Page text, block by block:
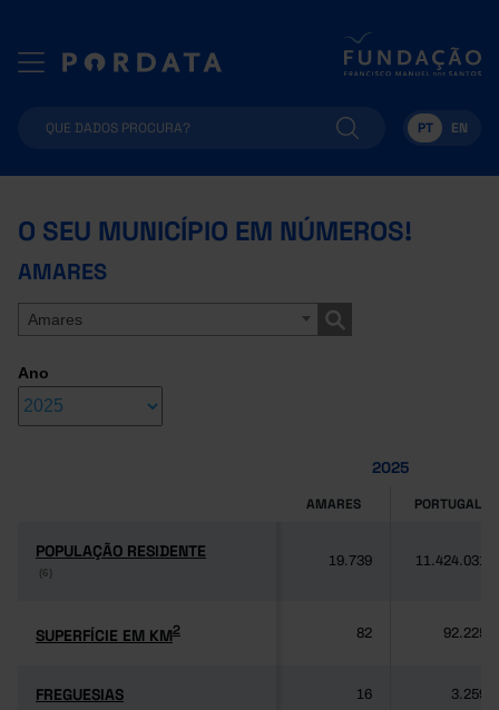
PT EN
O SEU MUNICÍPIO EM NÚMEROS!
AMARES
Amares
Ano
2025
AMARES PORTUGAL
POPULAÇÃO RESIDENTE
(6)
POPULAÇÃO RESIDENTE
(6)
19.739 11.424.031
SUPERFÍCIE EM KM2
SUPERFÍCIE EM KM2 82 92.225
FREGUESIAS
FREGUESIAS 16 3.259